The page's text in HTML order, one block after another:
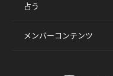
占う
メンバーコンテンツ